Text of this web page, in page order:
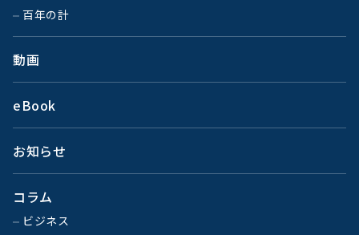
百年の計
動画
eBook
お知らせ
コラム
ビジネス